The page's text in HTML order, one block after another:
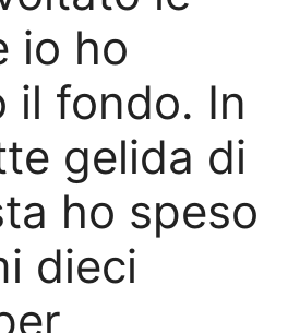
io ho
il fondo. In
gelida di
ho speso
dieci